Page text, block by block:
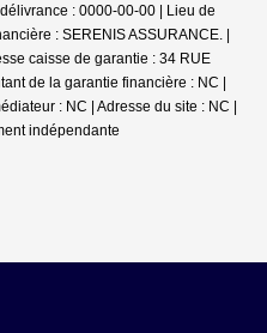
: 0000-00-00 | Lieu de
: SERENIS ASSURANCE. |
caisse de garantie : 34 RUE
de la garantie financière : NC |
: NC | Adresse du site : NC |
indépendante